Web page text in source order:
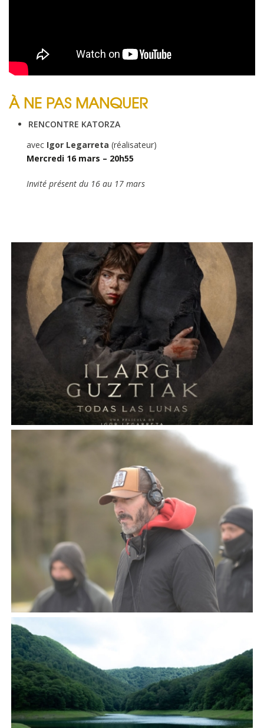
À NE PAS MANQUER
RENCONTRE KATORZA
avec Igor Legarreta (réalisateur)
Mercredi 16 mars – 20h55
Invité présent du 16 au 17 mars